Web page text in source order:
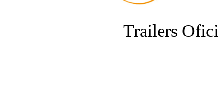
Trailers